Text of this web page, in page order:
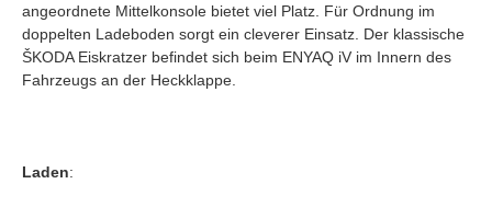
angeordnete Mittelkonsole bietet viel Platz. Für Ordnung im
doppelten Ladeboden sorgt ein cleverer Einsatz. Der klassische
ŠKODA Eiskratzer befindet sich beim ENYAQ iV im Innern des
Fahrzeugs an der Heckklappe.
Laden: